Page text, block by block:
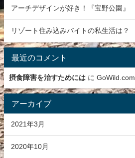
アーチデザインが好き！『宝野公園』
リゾート住み込みバイトの私生活は？
最近のコメント
摂食障害を治すためには に GoWild.com
アーカイブ
2021年3月
2020年10月